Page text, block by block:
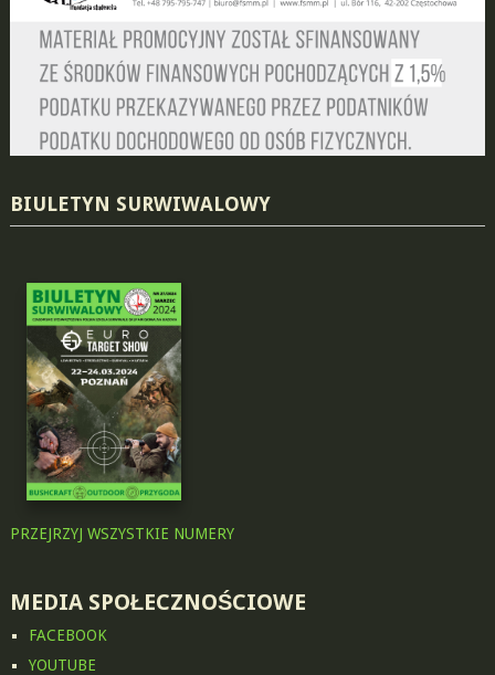
BIULETYN SURWIWALOWY
PRZEJRZYJ WSZYSTKIE NUMERY
MEDIA SPOŁECZNOŚCIOWE
FACEBOOK
YOUTUBE